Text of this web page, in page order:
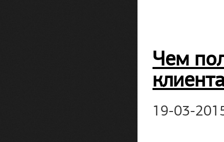
Чем
19-03-